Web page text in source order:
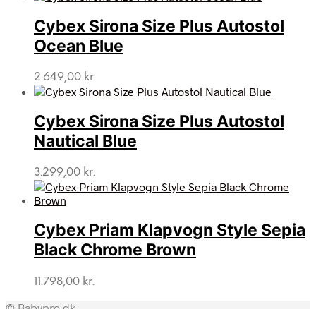
Cybex Sirona Size Plus Autostol
Ocean Blue
2.649,00 kr.
Cybex Sirona Size Plus Autostol
Nautical Blue
3.299,00 kr.
Cybex Priam Klapvogn Style Sepia
Black Chrome Brown
11.798,00 kr.